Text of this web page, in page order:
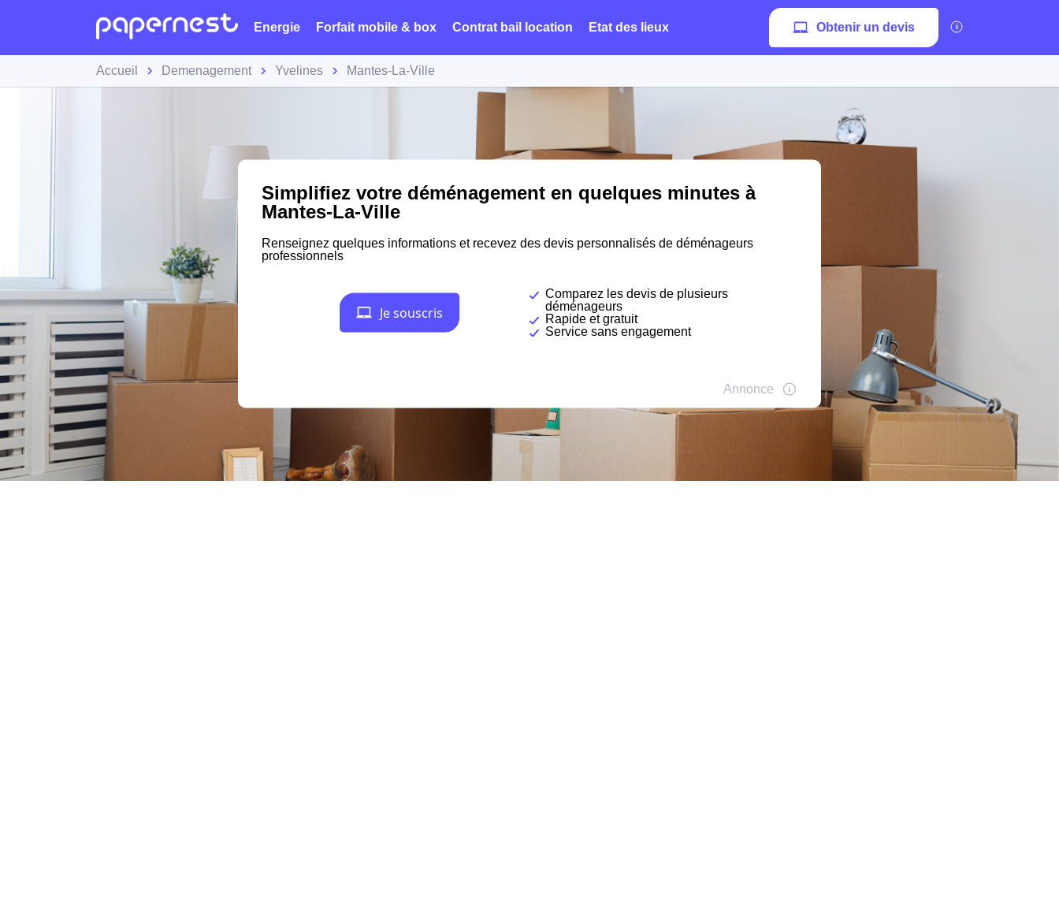
Energie Forfait mobile & box Contrat bail location Etat des lieux Obtenir un devis
Accueil Demenagement Yvelines Mantes-La-Ville